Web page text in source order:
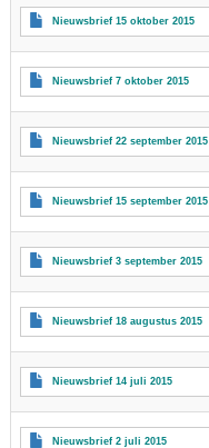
Nieuwsbrief 15 oktober 2015
Nieuwsbrief 7 oktober 2015
Nieuwsbrief 22 september 2015
Nieuwsbrief 15 september 2015
Nieuwsbrief 3 september 2015
Nieuwsbrief 18 augustus 2015
Nieuwsbrief 14 juli 2015
Nieuwsbrief 2 juli 2015